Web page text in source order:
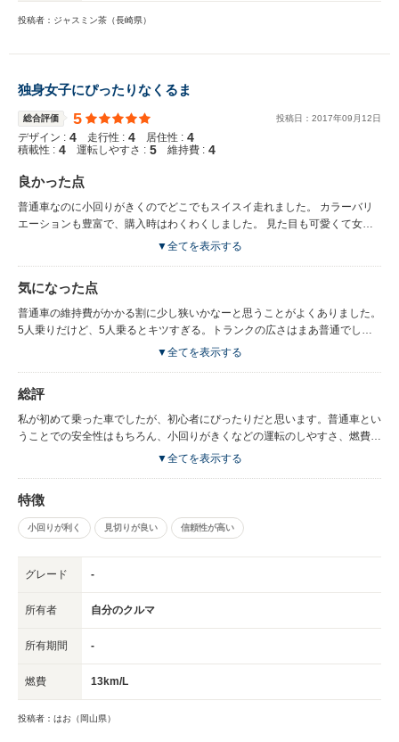
投稿者：ジャスミン茶（長崎県）
独身女子にぴったりなくるま
総合評価 5 投稿日： 2017年09 月 12日
デザイン : 4 走行性 : 4 居住性 : 4
積載性 : 4 運転しやすさ : 5 維持費 : 4
良かった点
普通車なのに小回りがきくのでどこでもスイスイ走れました。 カラーバリ
エーションも豊富で、購入時はわくわくしました。 見た目も可愛くて女の
子向きです。 燃費もなかなかいいんじゃないかなあといった印象。 とても
▼全てを表示する
気になった点
普通車の維持費がかかる割に少し狭いかなーと思うことがよくありました。
5人乗りだけど、5人乗るとキツすぎる。トランクの広さはまあ普通でし
▼全てを表示する
総評
私が初めて乗った車でしたが、初心者にぴったりだと思います。普通車とい
うことでの安全性はもちろん、小回りがきくなどの運転のしやすさ、燃費の
良さなど、とても無難で、あまり欠点が見当たらない車です。 逆にズバ抜
しに行くたびに、荷物をどこに置こうか困るようになったので、買い替えを
検討しました。 コロンとした見た目がとても可愛く、内装やカラーバリエ
ーションまで、女の子にとってたまらない車だと思います。 軽四の購入は
考えていないけれど、 大きな普通車は少し不安という方、パッソは本当に
おすすめです。
▼全てを表示する
特徴
小回りが利く 見切りが良い 信頼性が高い
グレード -
所有者 自分のクルマ
所有期間 -
燃費 13km/L
投稿者：はお（岡山県）